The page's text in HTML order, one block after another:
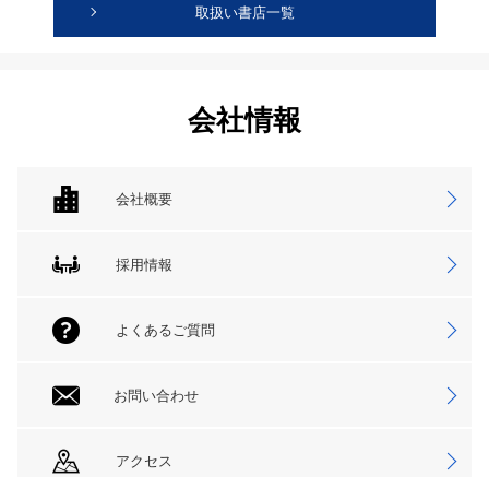
取扱い書店一覧
会社情報
会社概要
採用情報
よくあるご質問
お問い合わせ
アクセス